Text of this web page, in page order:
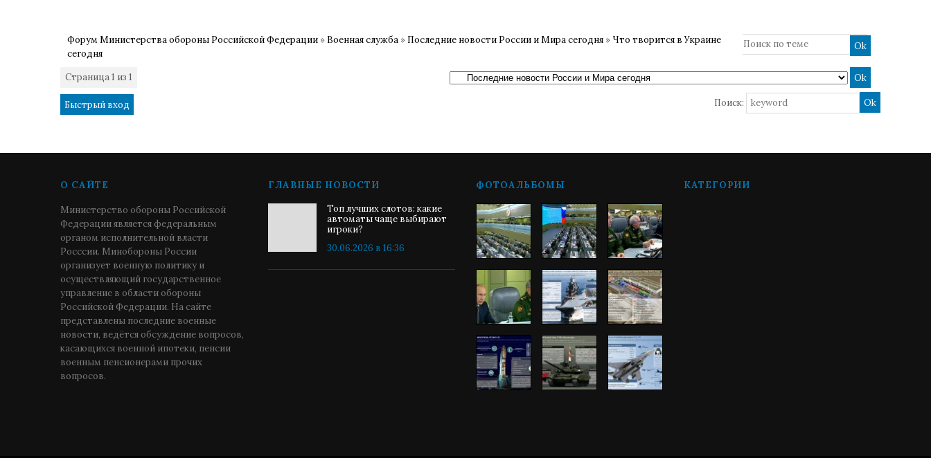
Форум Министерства обороны Российской Федерации » Военная служба » Последние новости России и Мира сегодня » Что творится в Украине
сегодня
Страница1 из 1
Поиск:
О САЙТЕ
Министерство обороны Российской
Федерации является федеральным
органом исполнительной власти
Росссии. Минобороны России
организует военную политику и
осуществляющий государственное
управление в области обороны
Российской Федерации. На сайте
представлены последние военные
новости, ведётся обсуждение вопросов,
касающихся военной ипотеки, пенсии
военным пенсионерами прочих
вопросов.
ГЛАВНЫЕ НОВОСТИ
Топ лучших слотов: какие
автоматы чаще выбирают
игроки?
30.06.2026 в 16:36
ФОТОАЛЬБОМЫ КАТЕГОРИИ